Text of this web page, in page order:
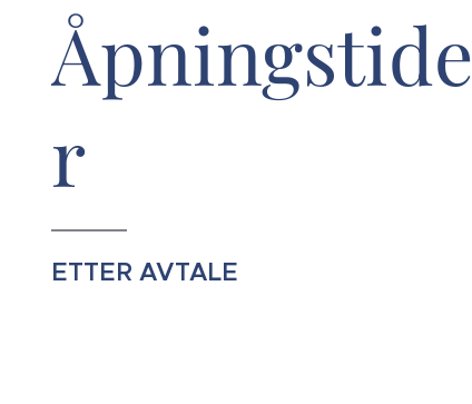
Åpningstide
r
ETTER AVTALE